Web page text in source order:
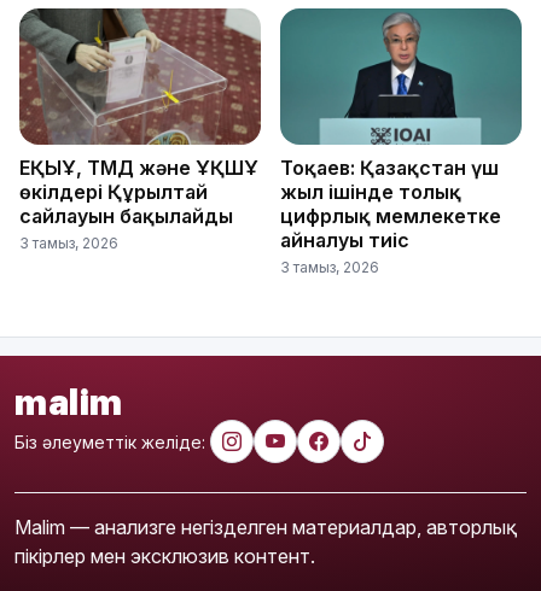
ЕҚЫҰ, ТМД және ҰҚШҰ
өкілдері Құрылтай
сайлауын бақылайды
3 тамыз, 2026
Тоқаев: Қазақстан үш
жыл ішінде толық
цифрлық мемлекетке
айналуы тиіс
3 тамыз, 2026
malim
Біз әлеуметтік желіде:
Malim — анализге негізделген материалдар, авторлық
пікірлер мен эксклюзив контент.